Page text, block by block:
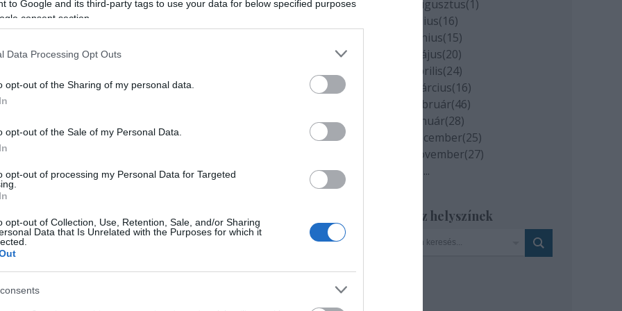
to Google and its third-party tags to use your data for below specified purposes
consent section.
Data Processing Opt Outs
opt-out of the Sharing of my personal data.
opt-out of the Sale of my Personal Data.
opt-out of processing my Personal Data for Targeted
opt-out of Collection, Use, Retention, Sale, and/or Sharing
Data that Is Unrelated with the Purposes for which it
László
fény:
Szirtes Attila
2020 augusztus(1)
2020 július(16)
2020 június(15)
2020 május(20)
2020 április(24)
2020 március(16)
2020 február(46)
2020 január(28)
2019 december(25)
2019 november(27)
...
Szinház helyszínek